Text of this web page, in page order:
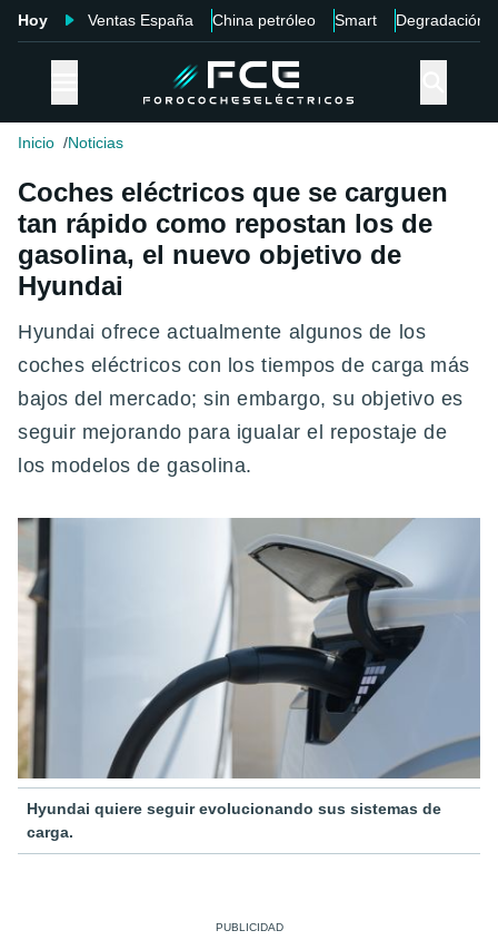
Hoy Ventas España China petróleo Smart Degradación
Inicio Noticias
Coches eléctricos que se carguen
tan rápido como repostan los de
gasolina, el nuevo objetivo de
Hyundai
Hyundai ofrece actualmente algunos de los
coches eléctricos con los tiempos de carga más
bajos del mercado; sin embargo, su objetivo es
seguir mejorando para igualar el repostaje de
los modelos de gasolina.
Hyundai quiere seguir evolucionando sus sistemas de
carga.